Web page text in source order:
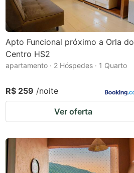
Apto Funcional próximo a Orla do
Centro HS2
apartamento · 2 Hóspedes · 1 Quarto
R$ 259 /noite
Ver oferta